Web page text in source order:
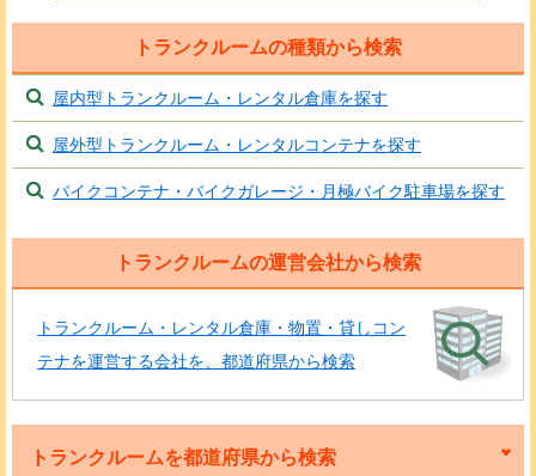
トランクルームの種類から検索
屋内型トランクルーム・レンタル倉庫を探す
屋外型トランクルーム・レンタルコンテナを探す
バイクコンテナ・バイクガレージ・月極バイク駐車場を探す
トランクルームの運営会社から検索
トランクルーム・レンタル倉庫・物置・貸しコン
テナを運営する会社を、都道府県から検索
トランクルームを都道府県から検索